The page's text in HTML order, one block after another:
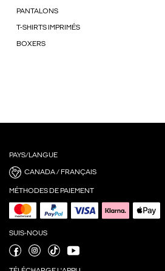
PANTALONS
T-SHIRTS IMPRIMÉS
BOXERS
PAYS/LANGUE
CANADA / FRANÇAIS
MÉTHODES DE PAIEMENT
SUIS-NOUS